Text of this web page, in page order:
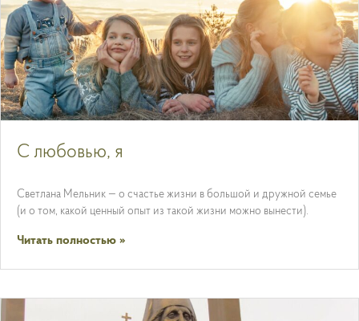
С любовью, я
Светлана Мельник — о счастье жизни в большой и дружной семье
(и о том, какой ценный опыт из такой жизни можно вынести).
Читать полностью »